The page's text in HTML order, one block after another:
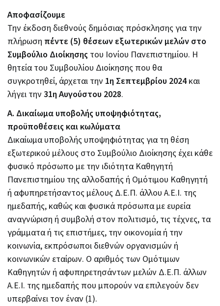
Αποφασίζουμε
Την έκδοση διεθνούς δημόσιας πρόσκλησης για την
πλήρωση πέντε (5) θέσεων εξωτερικών μελών στο
Συμβούλιο Διοίκησης του Ιονίου Πανεπιστημίου. H
θητεία του Συμβουλίου Διοίκησης που θα
συγκροτηθεί, άρχεται την 1η Σεπτεμβρίου 2024και
λήγει την 31η Αυγούστου 2028.
Α. Δικαίωμα υποβολής υποψηφιότητας,
προϋποθέσεις και κωλύματα
Δικαίωμα υποβολής υποψηφιότητας για τη θέση
εξωτερικού μέλους στο Συμβούλιο Διοίκησης έχει κάθε
φυσικό πρόσωπο με την ιδιότητα Καθηγητή
Πανεπιστημίου της αλλοδαπής ή Ομότιμου Καθηγητή
ή αφυπηρετήσαντος μέλους Δ.Ε.Π. άλλου Α.Ε.Ι. της
ημεδαπής, καθώς και φυσικά πρόσωπα με ευρεία
αναγνώριση ή συμβολή στον πολιτισμό, τις τέχνες, τα
γράμματα ή τις επιστήμες, την οικονομία ή την
κοινωνία, εκπρόσωποι διεθνών οργανισμών ή
κοινωνικών εταίρων. Ο αριθμός των Ομότιμων
Καθηγητών ή αφυπηρετησάντων μελών Δ.Ε.Π. άλλων
Α.Ε.Ι. της ημεδαπής που μπορούν να επιλεγούν δεν
υπερβαίνει τον έναν (1).